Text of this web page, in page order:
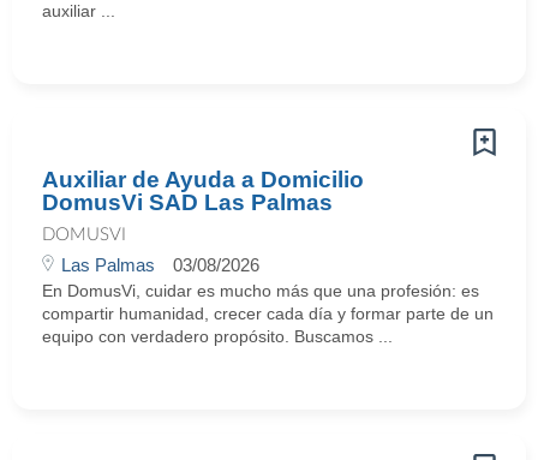
auxiliar ...
Auxiliar de Ayuda a Domicilio
DomusVi SAD Las Palmas
DOMUSVI
Las Palmas 03/08/2026
En DomusVi, cuidar es mucho más que una profesión: es
compartir humanidad, crecer cada día y formar parte de un
equipo con verdadero propósito. Buscamos ...